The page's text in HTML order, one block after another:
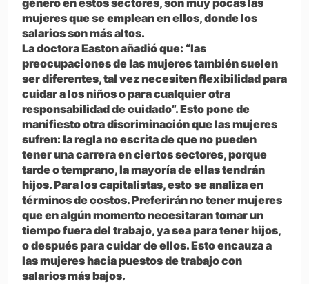
género en estos sectores, son muy pocas las
mujeres que se emplean en ellos, donde los
salarios son más altos.
La doctora Easton añadió que: “las
preocupaciones de las mujeres también suelen
ser diferentes, tal vez necesiten flexibilidad para
cuidar a los niños o para cualquier otra
responsabilidad de cuidado”. Esto pone de
manifiesto otra discriminación que las mujeres
sufren: la regla no escrita de que no pueden
tener una carrera en ciertos sectores, porque
tarde o temprano, la mayoría de ellas tendrán
hijos. Para los capitalistas, esto se analiza en
términos de costos. Preferirán no tener mujeres
que en algún momento necesitaran tomar un
tiempo fuera del trabajo, ya sea para tener hijos,
o después para cuidar de ellos. Esto encauza a
las mujeres hacia puestos de trabajo con
salarios más bajos.